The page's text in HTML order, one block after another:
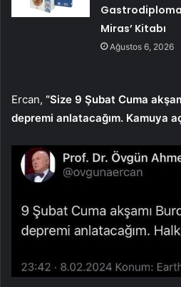
Miras’ Kitabı
Ağustos 6, 2026
Ercan, “Size 9 Şubat Cuma
depremi anlatacağım. Kamuya